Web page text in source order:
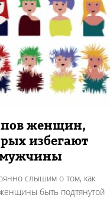
женщин,
избегают
слышим о том, как
быть подтянутой